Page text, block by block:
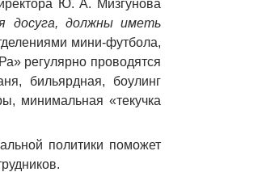
Ю. А. Мизгунова
досуга, должны иметь
мини-футбола,
регулярно проводятся
бильярдная, боулинг
минимальная «текучка
политики поможет